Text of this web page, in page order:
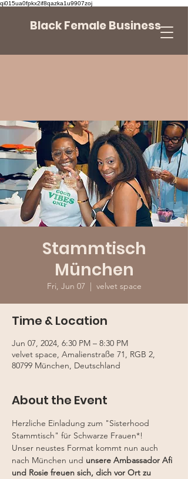
qi015ua0fpkx2if8qazka1u9907zoj
Black Female Business
Stammtisch
München
Fri, Jun 07
  |
velvet space
Time & Location
Jun 07, 2024, 6:30 PM – 8:30 PM
velvet space, Amalienstraße 71, RGB 2,
80799 München, Deutschland
About the Event
Herzliche Einladung zum "Sisterhood
Stammtisch" für Schwarze Frauen*!
Unser neustes Format kommt nun auch
nach München und unsere Ambassador Afi
und Rosie freuen sich, dich vor Ort zu